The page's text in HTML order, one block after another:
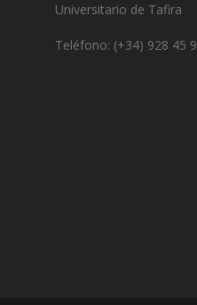
Universitario de Tafira
Teléfono: (+34) 928 45